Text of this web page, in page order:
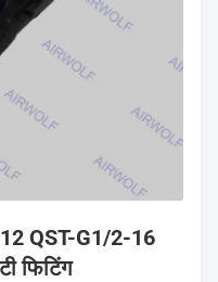
QST-G1/2-16
फिटिंग